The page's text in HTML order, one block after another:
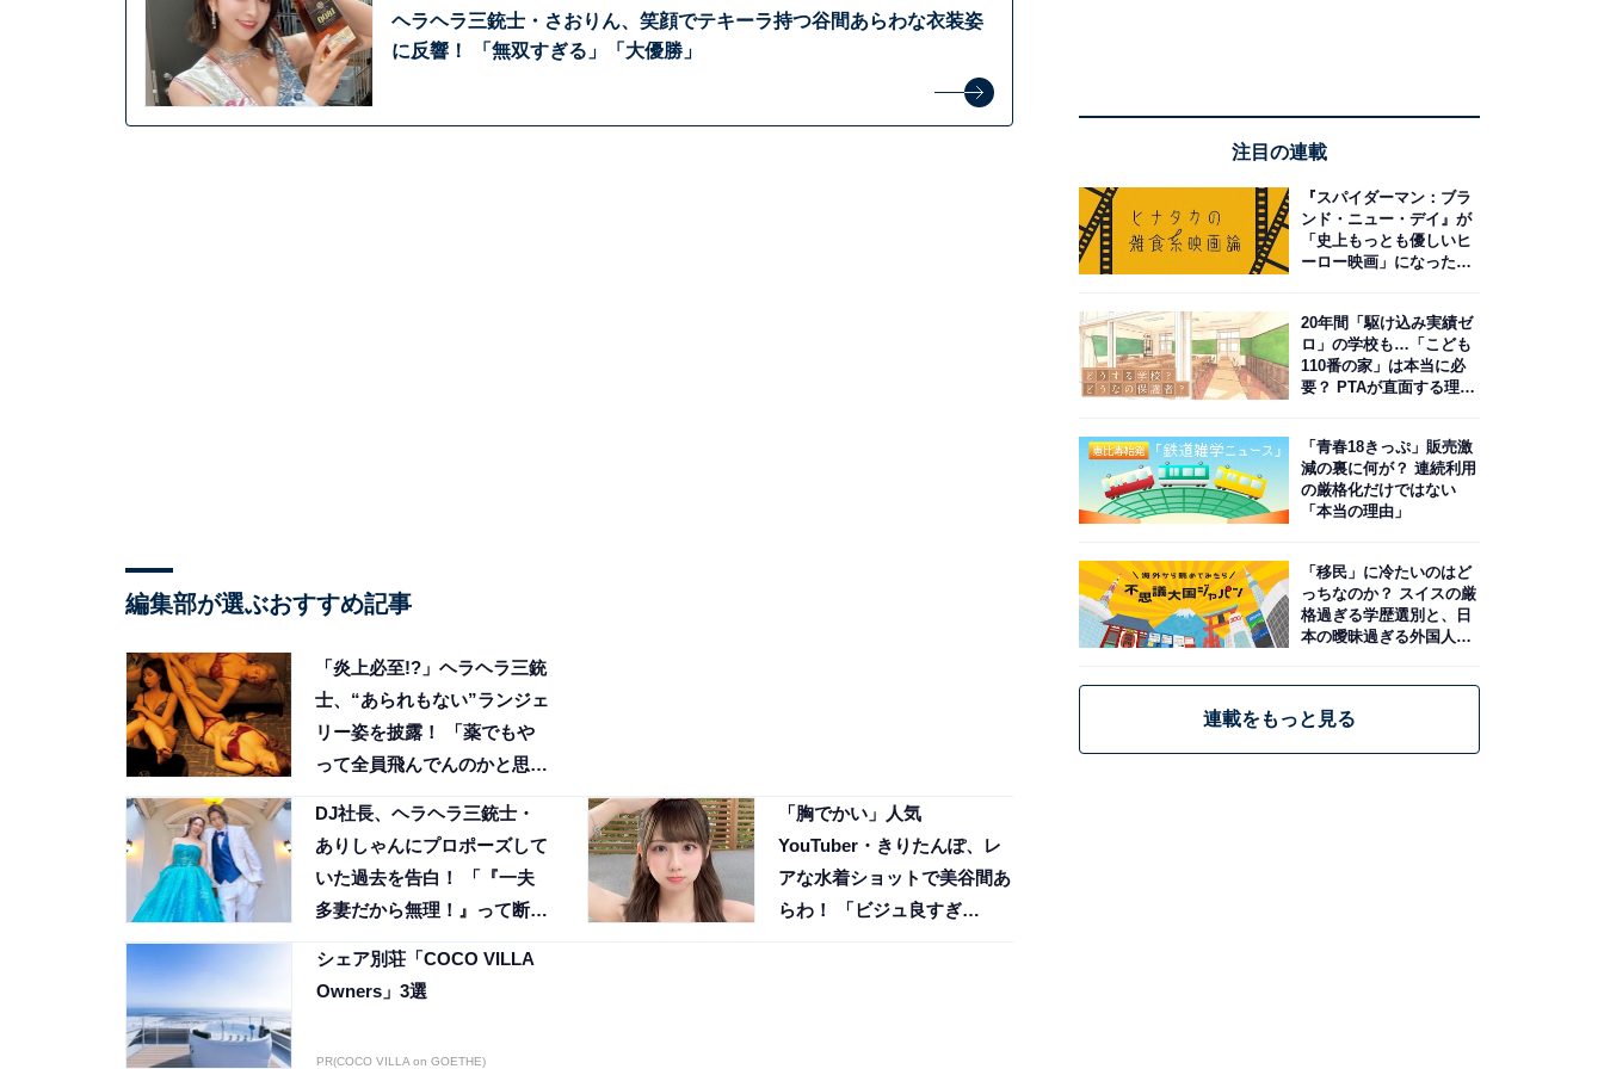
ヘラヘラ三銃士・さおりん、笑顔でテキーラ持つ谷間あらわな衣装姿
に反響！ 「無双すぎる」「大優勝」
編集部が選ぶおすすめ記事
「炎上必至!?」ヘラヘラ三銃
士、“あられもない”ランジェ
リー姿を披露！ 「薬でもや
って全員飛んでんのかと思っ
DJ社長、ヘラヘラ三銃士・
ありしゃんにプロポーズして
いた過去を告白！ 「『一夫
多妻だから無理！』って断ら
「胸でかい」人気
YouTuber・きりたんぽ、レ
アな水着ショットで美谷間あ
らわ！ 「ビジュ良すぎ
シェア別荘「COCO VILLA
Owners」3選
PR(COCO VILLA on GOETHE)
注目の連載
『スパイダーマン：ブラ
ンド・ニュー・デイ』が
「史上もっとも優しいヒ
ーロー映画」になった理
20年間「駆け込み実績ゼ
ロ」の学校も…「こども
110番の家」は本当に必
要？ PTAが直面する理想
「青春18きっぷ」販売激
減の裏に何が？ 連続利用
の厳格化だけではない
「本当の理由」
「移民」に冷たいのはど
っちなのか？ スイスの厳
格過ぎる学歴選別と、日
本の曖昧過ぎる外国人政
連載をもっと見る